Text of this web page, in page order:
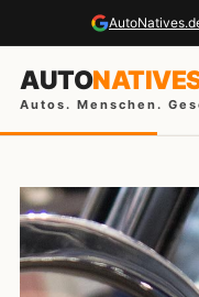
AUTO
Autos. Menschen.